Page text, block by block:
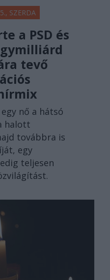
SZERDA
a PSD és
tevő
nő a hátsó
halott
továbbra is
egy
teljesen